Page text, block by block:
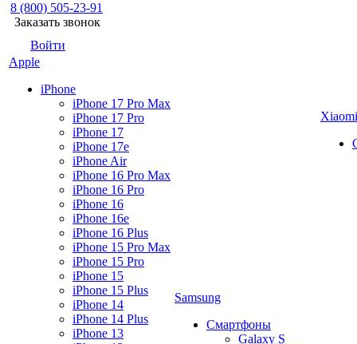
8 (800) 505-23-91
Заказать звонок
Войти
Apple
iPhone
iPhone 17 Pro Max
iPhone 17 Pro
iPhone 17
iPhone 17e
iPhone Air
iPhone 16 Pro Max
iPhone 16 Pro
iPhone 16
iPhone 16e
iPhone 16 Plus
iPhone 15 Pro Max
iPhone 15 Pro
iPhone 15
iPhone 15 Plus
iPhone 14
iPhone 14 Plus
iPhone 13
Samsung
Смартфоны
Galaxy S
Xiaomi